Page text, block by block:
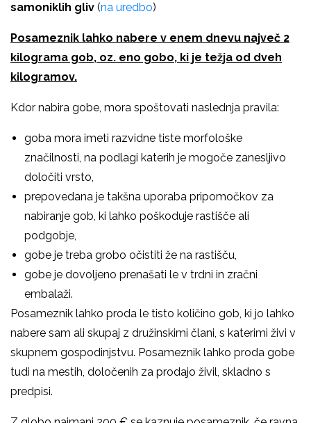
samoniklih gliv (na uredbo)
Posameznik lahko nabere v enem dnevu največ 2
kilograma gob, oz. eno gobo, ki je težja od dveh
kilogramov.
Kdor nabira gobe, mora spoštovati naslednja pravila:
goba mora imeti razvidne tiste morfološke
značilnosti, na podlagi katerih je mogoče zanesljivo
določiti vrsto,
prepovedana je takšna uporaba pripomočkov za
nabiranje gob, ki lahko poškoduje rastišče ali
podgobje,
gobe je treba grobo očistiti že na rastišču,
gobe je dovoljeno prenašati le v trdni in zračni
embalaži.
Posameznik lahko proda le tisto količino gob, ki jo lahko
nabere sam ali skupaj z družinskimi člani, s katerimi živi v
skupnem gospodinjstvu. Posameznik lahko proda gobe
tudi na mestih, določenih za prodajo živil, skladno s
predpisi.